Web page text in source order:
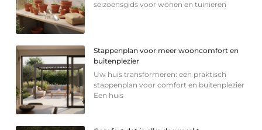
seizoensgids voor wonen en tuinieren
Stappenplan voor meer wooncomfort en
buitenplezier
Uw huis transformeren: een praktisch
stappenplan voor comfort en buitenplezier
Een huis